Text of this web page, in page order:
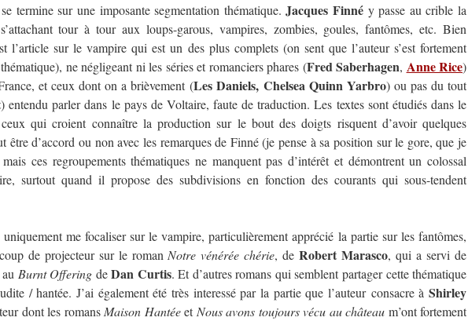
termine sur une imposante segmentation thématique.Jacques Finné y passe au crible la
tour à tour aux loups-garous, vampires, zombies, goules, fantômes, etc. Bien
l’article sur le vampire qui est un des plus complets (on sent que l’auteur s’est fortement
ne négligeant ni les séries et romanciers phares (Fred Saberhagen, Anne Rice)
et ceux dont on a brièvement (Les Daniels, Chelsea Quinn Yarbro) ou pas du tout
) entendu parler dans le pays de Voltaire, faute de traduction. Les textes sont étudiés dans le
qui croient connaître la production sur le bout des doigts risquent d’avoir quelques
être d’accord ou non avec les remarques de Finné (je pense à sa position sur le gore, que je
ces regroupements thématiques ne manquent pas d’intérêt et démontrent un colossal
surtout quand il propose des subdivisions en fonction des courants qui sous-tendent
uniquement me focaliser sur le vampire, particulièrement apprécié la partie sur les fantômes,
de projecteur sur le roman Notre vénérée chérie, deRobert Marasco, qui a servi de
Burnt Offering deDan Curtis. Et d’autres romans qui semblent partager cette thématique
/ hantée. J’ai également été très interessé par la partie que l’auteur consacre à Shirley
dont les romans Maison Hantéeet Nous avons toujours vécu au château m’ont fortement